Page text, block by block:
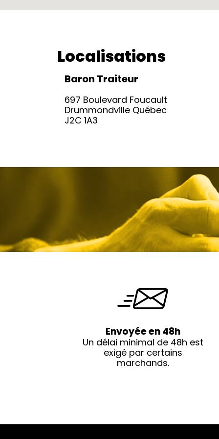
Localisations
Baron Traiteur
697 Boulevard Foucault
Drummondville Québec
J2C 1A3
Envoyée en 48h
Un délai minimal de 48h est
exigé par certains
marchands.